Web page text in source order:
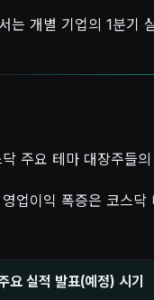
는 개별 기업의 1분기
주요 테마 대장주들
업이익 폭증은 코스
요 실적 발표(예정) 시기